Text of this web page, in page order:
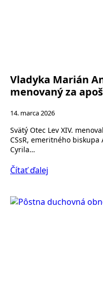
Vladyka Marián
menovaný za
14. marca 2026
Svätý Otec Lev XIV.
CSsR, emeritného biskupa
Cyrila…
Čítať ďalej